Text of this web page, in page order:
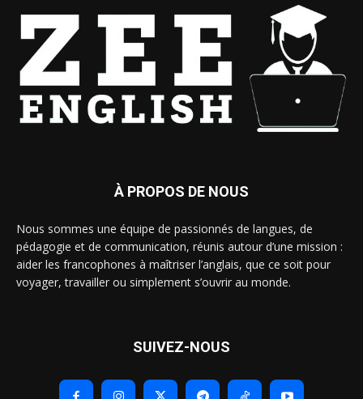
À PROPOS DE NOUS
Nous sommes une équipe de passionnés de langues, de
pédagogie et de communication, réunis autour d’une mission :
aider les francophones à maîtriser l’anglais, que ce soit pour
voyager, travailler ou simplement s’ouvrir au monde.
SUIVEZ-NOUS